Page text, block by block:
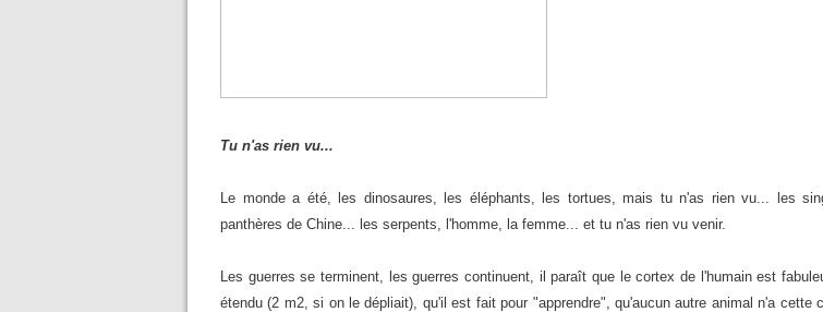
Tu n'as rien vu...
Le monde a été, les dinosaures, les éléphants, les tortues, mais tu n'as rien vu... les
panthères de Chine... les serpents, l'homme, la femme... et tu n'as rien vu venir.
Les guerres se terminent, les guerres continuent, il paraît que le cortex de l'humain est
étendu (2 m2, si on le dépliait), qu'il est fait pour "apprendre", qu'aucun autre animal n'a cette